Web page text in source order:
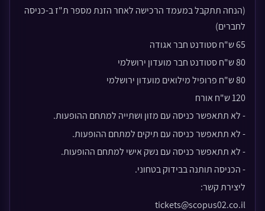
(הנחה תתקבל במעמד הרכישה לאחר הזנת מספר ת"ז ב-כניסה
לחברים)
65 ש"ח סטודנט חבר אגודה
80 ש"ח סטודנט חבר מועדון ירושלמי
80 ש"ח פרופיל מילואים מועדון ירושלמי
120 ש"ח אורח
-לא תתאפשר כניסה עם מזון ושתייה למתחם ההופעות.
- לא תתאפשר כניסה עם תיקים למתחם ההופעות.
- לא תתאפשר כניסה עם נשק אישי למתחם ההופעות.
- הכניסה תותנה בבידוק בטחוני.
ליצירת קשר:
tickets@scopus02.co.il